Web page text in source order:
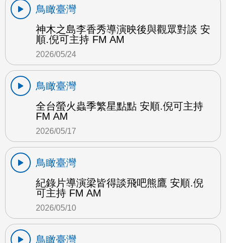
鳥瞰臺灣
神木之島李香秀導演映後與觀眾對談 安
順.倪可主持 FM AM
2026/05/24
鳥瞰臺灣
全台螢火蟲季繁星點點 安順.倪可主持
FM AM
2026/05/17
鳥瞰臺灣
紀錄片導演梁皆得談飛吧熊鷹 安順.倪
可主持 FM AM
2026/05/10
鳥瞰臺灣